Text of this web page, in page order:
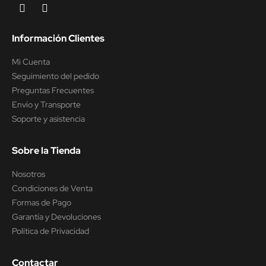
Información Clientes
Mi Cuenta
Seguimiento del pedido
Preguntas Frecuentes
Envío y Transporte
Soporte y asistencia
Sobre la Tienda
Nosotros
Condiciones de Venta
Formas de Pago
Garantía y Devoluciones
Política de Privacidad
Contactar